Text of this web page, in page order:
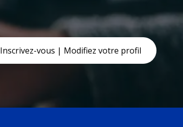
Inscrivez-vous | Modifiez votre profil